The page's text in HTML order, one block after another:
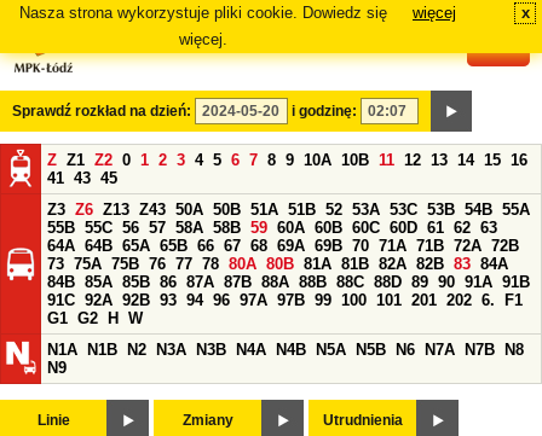
Nasza strona wykorzystuje pliki cookie. Dowiedz się
więcej.
więcej x
Sprawdź rozkład na dzień: i godzinę:
Z Z1 Z2 0 1 2 3 4 5 6 7 8 9 10A 10B 11 12 13 14 15 16
41 43 45
Z3 Z6 Z13 Z43 50A 50B 51A 51B 52 53A 53C 53B 54B 55A
55B 55C 56 57 58A 58B 59 60A 60B 60C 60D 61 62 63
64A 64B 65A 65B 66 67 68 69A 69B 70 71A 71B 72A 72B
73 75A 75B 76 77 78 80A 80B 81A 81B 82A 82B 83 84A
84B 85A 85B 86 87A 87B 88A 88B 88C 88D 89 90 91A 91B
91C 92A 92B 93 94 96 97A 97B 99 100 101 201 202 6.
F1
G1 G2 H
W
N1A
N1B N2 N3A N3B N4A N4B N5A N5B N6 N7A N7B
N8
N9
Linie Zmiany Utrudnienia